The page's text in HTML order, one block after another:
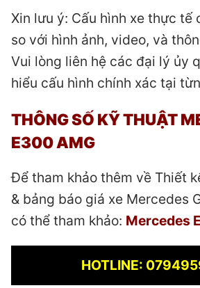
Xin lưu ý: Cấu hình xe thực tế
so với hình ảnh, video, và
Vui lòng liên hệ các đại lý ủy
hiểu cấu hình chính xác tại
THÔNG SỐ KỸ THUẬT
E300 AMG
Để tham khảo thêm về Thiết
& bảng báo giá xe Mercedes
có thể tham khảo: Mercedes
HOTLINE: